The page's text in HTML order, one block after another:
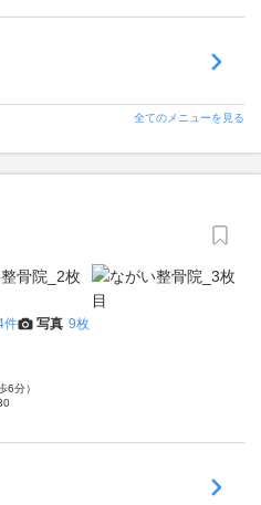
全てのメニューを見る
件 写真 9枚
6分）